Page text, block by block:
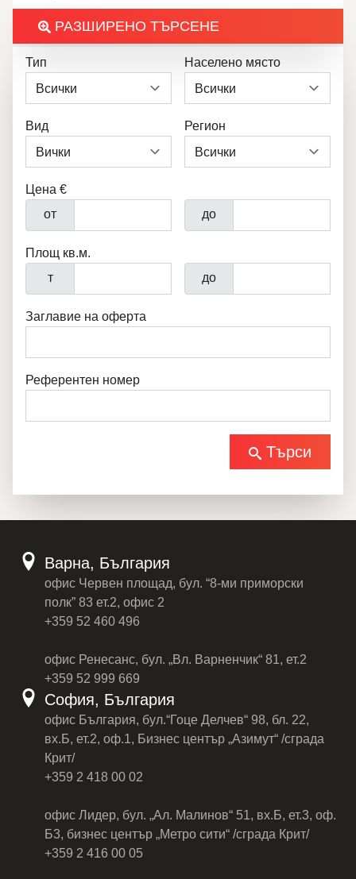
РАЗШИРЕНО ТЪРСЕНЕ
Тип Населено място
Вид Регион
Цена €
от
до
Площ кв.м.
т
до
Заглавие на оферта
Референтен номер
Търси
Варна, България
офис Червен площад, бул. “8-ми приморски
полк” 83 ет.2, офис 2
+359 52 460 496
офис Ренесанс, бул. „Вл. Варненчик“ 81, ет.2
+359 52 999 669
София, България
офис България, бул.“Гоце Делчев“ 98, бл. 22,
вх.Б, ет.2, оф.1, Бизнес център „Азимут“ /сграда
Крит/
+359 2 418 00 02
офис Лидер, бул. „Ал. Малинов“ 51, вх.Б, ет.3, оф.
Б3, бизнес център „Метро сити“ /сграда Крит/
+359 2 416 00 05